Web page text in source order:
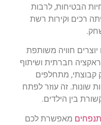
הבטיחות, לרבות
רכים וקירות רשת
חוויה משותפת
חברתית ושיתוף
קבוצתי, מתחלפים
שונות. זה עוזר לפתח
בין הילדים.
מאפשרת לכם